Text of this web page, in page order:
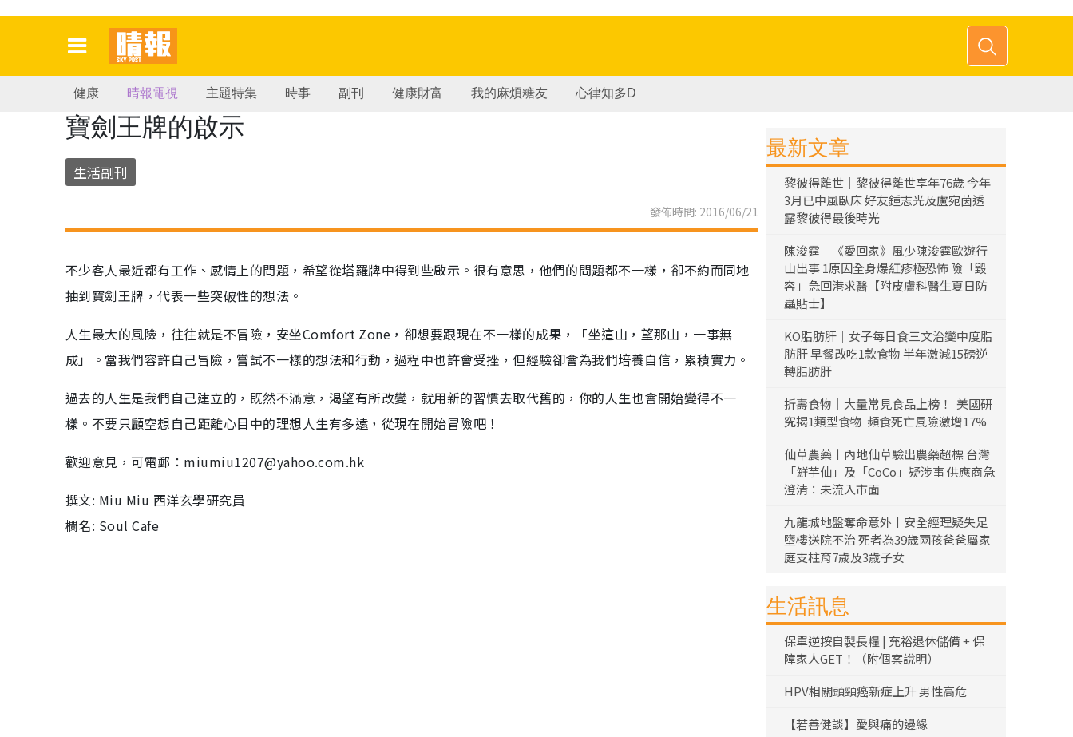
健康 晴報電視 主題特集 時事 副刊 健康財富 我的麻煩糖友 心律知多D
寶劍王牌的啟示
生活副刊
發佈時間: 2016/06/21
不少客人最近都有工作、感情上的問題，希望從塔羅牌中得到些啟示。很有意思，他們的問題都不一樣，卻不約而同地
抽到寶劍王牌，代表一些突破性的想法。
人生最大的風險，往往就是不冒險，安坐Comfort Zone，卻想要跟現在不一樣的成果，「坐這山，望那山，一事無
成」。當我們容許自己冒險，嘗試不一樣的想法和行動，過程中也許會受挫，但經驗卻會為我們培養自信，累積實力。
過去的人生是我們自己建立的，既然不滿意，渴望有所改變，就用新的習慣去取代舊的，你的人生也會開始變得不一
樣。不要只顧空想自己距離心目中的理想人生有多遠，從現在開始冒險吧！
歡迎意見，可電郵：miumiu1207@yahoo.com.hk
撰文: Miu Miu 西洋玄學研究員
欄名: Soul Cafe
最新文章
黎彼得離世｜黎彼得離世享年76歲 今年
3月已中風臥床 好友鍾志光及盧宛茵透
露黎彼得最後時光
陳浚霆｜《愛回家》風少陳浚霆歐遊行
山出事 1原因全身爆紅疹極恐怖 險「毀
容」急回港求醫【附皮膚科醫生夏日防
蟲貼士】
KO脂肪肝｜女子每日食三文治變中度脂
肪肝 早餐改吃1款食物 半年激減15磅逆
轉脂肪肝
折壽食物｜大量常見食品上榜！ 美國研
究揭1類型食物 頻食死亡風險激增17%
仙草農藥丨內地仙草驗出農藥超標 台灣
「鮮芋仙」及「CoCo」疑涉事 供應商急
澄清：未流入市面
九龍城地盤奪命意外丨安全經理疑失足
墮樓送院不治 死者為39歲兩孩爸爸屬家
庭支柱育7歲及3歲子女
生活訊息
保單逆按自製長糧 | 充裕退休儲備 + 保
障家人GET！（附個案說明）
HPV相關頭頸癌新症上升 男性高危
【若善健談】愛與痛的邊緣